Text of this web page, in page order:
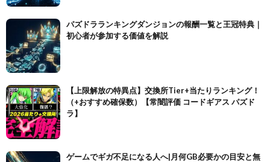
パズドラランキングダンジョンの報酬一覧と王冠特典｜
初心者が参加する価値を解説
【上限解放の特異点】交換所Tier+当たりランキング！
（+おすすめ確保数）【常闇評価 コードギアス パズド
ラ】
ゲームでギガ不足になる人へ|月何GB必要かの目安と無